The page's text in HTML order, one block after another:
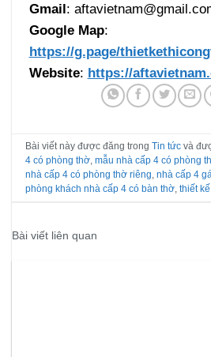
Gmail:
Google Map:
https://g.page/
Website: https://
Bài viết này được đăng trongTin tức và
4 có phòng thờ ,mẫu nhà cấp 4 có phòng
nhà cấp 4 có phòng thờ riêng ,nhà cấp 4
phòng khách nhà cấp 4 có bàn thờ ,thiết
Bài viết liên quan